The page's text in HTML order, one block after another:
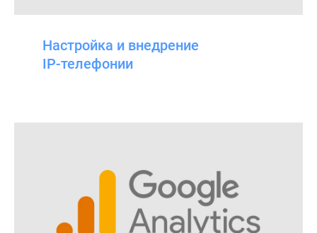
Настройка и внедрение
IP-телефонии